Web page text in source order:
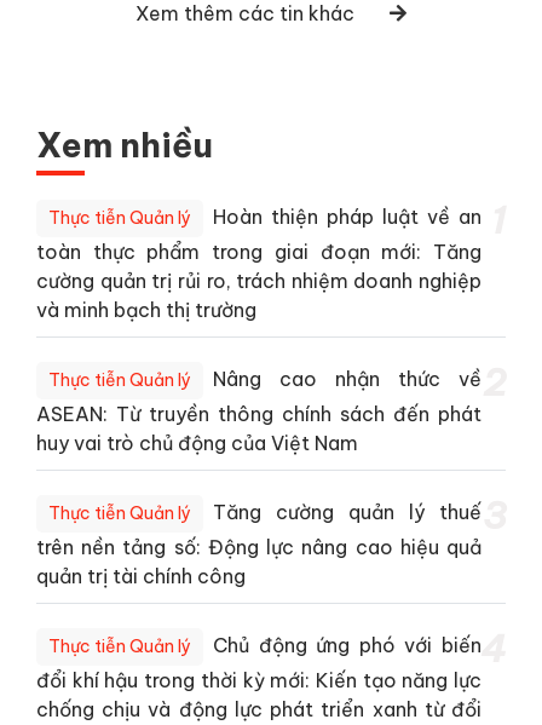
Xem thêm các tin khác
Xem nhiều
Thực tiễn Quản lý
Hoàn thiện pháp luật về an
toàn thực phẩm trong giai đoạn mới: Tăng
cường quản trị rủi ro, trách nhiệm doanh nghiệp
và minh bạch thị trường
Thực tiễn Quản lý
Nâng cao nhận thức về
ASEAN: Từ truyền thông chính sách đến phát
huy vai trò chủ động của Việt Nam
Thực tiễn Quản lý
Tăng cường quản lý thuế
trên nền tảng số: Động lực nâng cao hiệu quả
quản trị tài chính công
Thực tiễn Quản lý
Chủ động ứng phó với biến
đổi khí hậu trong thời kỳ mới: Kiến tạo năng lực
chống chịu và động lực phát triển xanh từ đổi